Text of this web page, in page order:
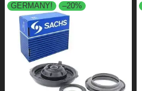
GERMANY! –20%